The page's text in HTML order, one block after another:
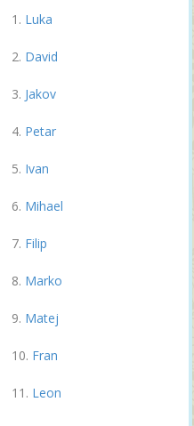
Luka
David
Jakov
Petar
Ivan
Mihael
Filip
Marko
Matej
Fran
Leon